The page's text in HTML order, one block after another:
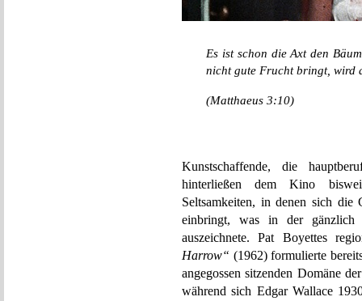
Es ist schon die Axt den
nicht gute Frucht bringt, wird
(Matthaeus 3:10)
Kunstschaffende, die
hinterließen dem Kino
Seltsamkeiten, in denen sich die
einbringt, was in der gänzlich
auszeichnete. Pat Boyettes
Harrow“ (1962) formulierte
angegossen sitzenden Domäne
während sich Edgar Wallace